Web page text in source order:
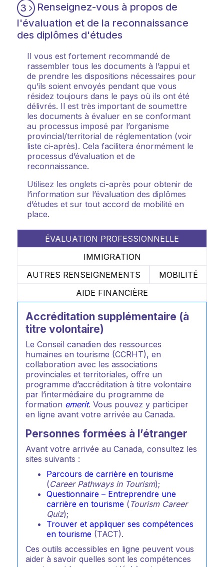
3
Renseignez-vous à propos de
l'évaluation et de la reconnaissance
des diplômes d'études
Il vous est fortement recommandé de
rassembler tous les documents à l’appui et
de prendre les dispositions nécessaires pour
qu’ils soient envoyés pendant que vous
résidez toujours dans le pays où ils ont été
délivrés. Il est très important de soumettre
les documents à évaluer en se conformant
au processus imposé par l’organisme
provincial/territorial de réglementation (voir
liste ci-après). Cela facilitera énormément le
processus d’évaluation et de
reconnaissance.
Utilisez les onglets ci-après pour obtenir de
l’information sur l’évaluation des diplômes
d’études et sur tout accord de mobilité en
place.
ÉVALUATION PROFESSIONNELLE
IMMIGRATION
AUTRES RENSEIGNEMENTS
MOBILITÉ
AIDE FINANCIÈRE
Accréditation supplémentaire (à
titre volontaire)
Le Conseil canadien des ressources
humaines en tourisme (CCRHT), en
collaboration avec les associations
provinciales et territoriales, offre un
programme d’accréditation à titre volontaire
par l’intermédiaire du programme de
formation emerit. Vous pouvez y participer
en ligne avant votre arrivée au Canada.
Personnes formées à l’étranger
Avant votre arrivée au Canada, consultez les
sites suivants :
Parcours de carrière en tourisme
(Career Pathways in Tourism);
Questionnaire – Entreprendre une
carrière en tourisme ( Tourism Career
Quiz);
Trouver et appliquer ses compétences
en tourisme (TACT).
Ces outils accessibles en ligne peuvent vous
aider à savoir quelles sont les compétences